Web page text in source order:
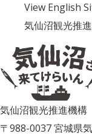
View English
気仙沼観光推
気仙沼観光推進機構
〒988-0037 宮城県